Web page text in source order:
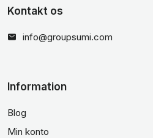
Kontakt os
info@groupsumi.com
Information
Blog
Min konto